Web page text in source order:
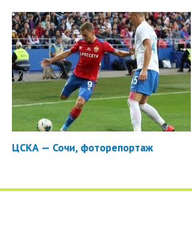
ЦСКА — Сочи, фоторепортаж